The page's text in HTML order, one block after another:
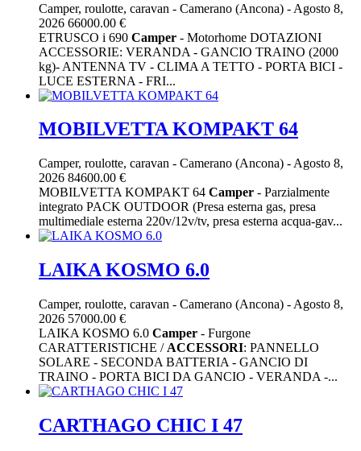
Camper, roulotte, caravan - Camerano (Ancona) - Agosto 8,
2026 66000.00 €
ETRUSCO i 690 Camper - Motorhome DOTAZIONI
ACCESSORIE: VERANDA - GANCIO TRAINO (2000
kg)- ANTENNA TV - CLIMA A TETTO - PORTA BICI -
LUCE ESTERNA - FRI...
MOBILVETTA KOMPAKT 64
Camper, roulotte, caravan - Camerano (Ancona) - Agosto 8,
2026 84600.00 €
MOBILVETTA KOMPAKT 64 Camper - Parzialmente
integrato PACK OUTDOOR (Presa esterna gas, presa
multimediale esterna 220v/12v/tv, presa esterna acqua-gav...
LAIKA KOSMO 6.0
Camper, roulotte, caravan - Camerano (Ancona) - Agosto 8,
2026 57000.00 €
LAIKA KOSMO 6.0 Camper - Furgone
CARATTERISTICHE / ACCESSORI: PANNELLO
SOLARE - SECONDA BATTERIA - GANCIO DI
TRAINO - PORTA BICI DA GANCIO - VERANDA -...
CARTHAGO CHIC I 47